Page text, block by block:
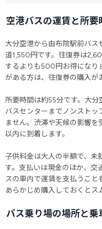
空港バスの運賃と所要
大分空港から由布院駅前バ
道1,550円です。往復券は
するよりも500円お得になり
がある方は、往復券の購入が
所要時間は約55分です。大
バスセンターまでノンストッ
ません。渋滞や天候の影響を
以内に到着します。
子供料金は大人の半額で、未
す。支払いは現金のほか、交
スの車内で運賃を支払うこと
あらかじめ購入しておくとス
バス乗り場の場所と乗